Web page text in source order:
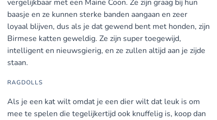
vergelijkbaar met een Maine Coon. Ze zijn graag bij hun
baasje en ze kunnen sterke banden aangaan en zeer
loyaal blijven, dus als je dat gewend bent met honden, zijn
Birmese katten geweldig. Ze zijn super toegewijd,
intelligent en nieuwsgierig, en ze zullen altijd aan je zijde
staan.
RAGDOLLS
Als je een kat wilt omdat je een dier wilt dat leuk is om
mee te spelen die tegelijkertijd ook knuffelig is, koop dan